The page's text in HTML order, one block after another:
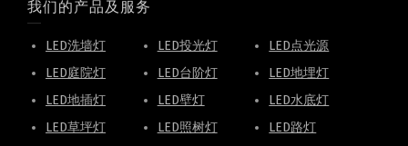
我们的产品及服务
LED洗墙灯 LED投光灯
LED点光源
LED庭院灯
LED台阶灯
LED地埋灯
LED地插灯
LED壁灯
LED水底灯
LED草坪灯
LED照树灯
LED路灯